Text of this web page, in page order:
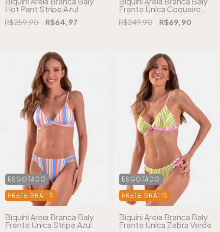
Hot Pant Stripe Azul
R$259,90 R$64,97
Frente Única Coqueiro
Rosa
R$249,90 R$69,90
ESGOTADO
FRETE GRÁTIS
Biquíni Areia Branca Baly
Frente Única Stripe Azul
ESGOTADO
FRETE GRÁTIS
Biquíni Areia Branca Baly
Frente Única Zebra Verde